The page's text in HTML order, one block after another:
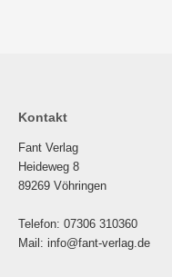
Kontakt
Fant Verlag
Heideweg 8
89269 Vöhringen
Telefon: 07306 310360
Mail: info@fant-verlag.de